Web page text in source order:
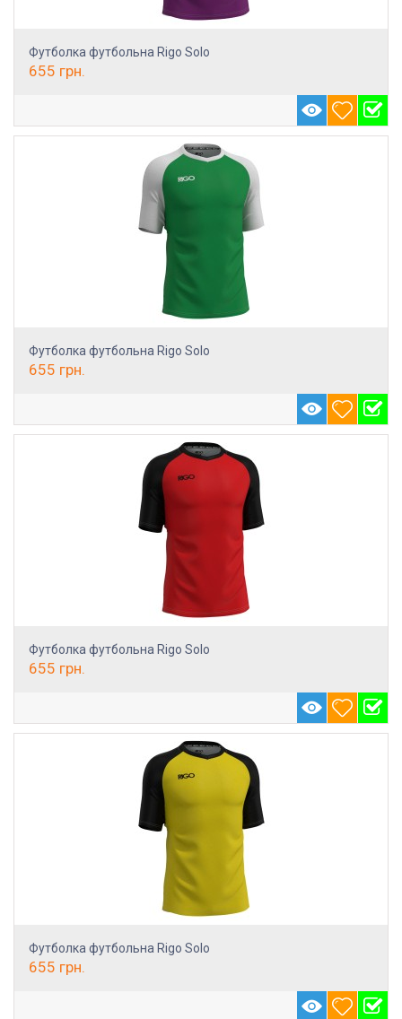
Футболка футбольна Rigo Solo
655 грн.
Футболка футбольна Rigo Solo
655 грн.
Футболка футбольна Rigo Solo
655 грн.
Футболка футбольна Rigo Solo
655 грн.